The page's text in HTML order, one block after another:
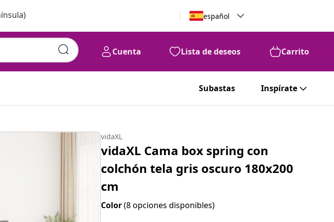
español
Cuenta Lista de deseos Carrito
Subastas Inspírate
vidaXL
vidaXL Cama box spring con
colchón tela gris oscuro 180x200
cm
Color(8 opciones disponibles)